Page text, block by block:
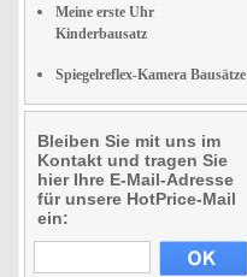
Meine erste Uhr
Kinderbausatz
Spiegelreflex-Kamera Bausätze
Bleiben Sie mit uns im
Kontakt und tragen Sie
hier Ihre E-Mail-Adresse
für unsere HotPrice-Mail
ein: